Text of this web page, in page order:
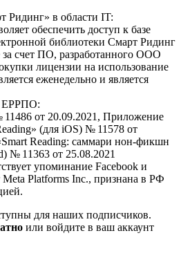
Ридинг» в области IT:
обеспечить доступ к базе
библиотеки Смарт Ридинг
счет ПО, разработанного ООО
лицензии на использование
еженедельно и является
ЕРРПО:
11486 от 20.09.2021, Приложение
(для iOS) № 11578 от
Reading: саммари нон-фикшн
№ 11363 от 25.08.2021
упоминание Facebook и
Platforms Inc., признана в РФ
для наших подписчиков.
или войдите в ваш аккаунт